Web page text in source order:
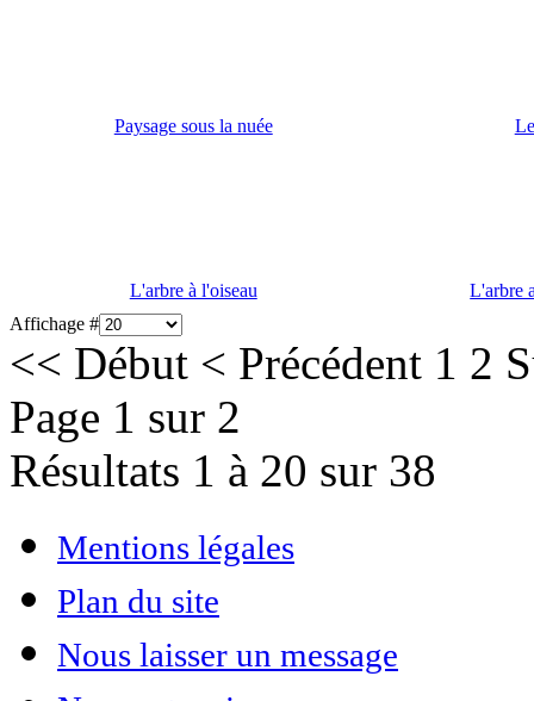
Paysage sous la nuée
L'arbre à l'oiseau
L'arbre
Affichage #
<< Début < Précédent 1 2
Page 1 sur 2
Résultats 1 à 20 sur 38
Mentions légales
Plan du site
Nous laisser un message